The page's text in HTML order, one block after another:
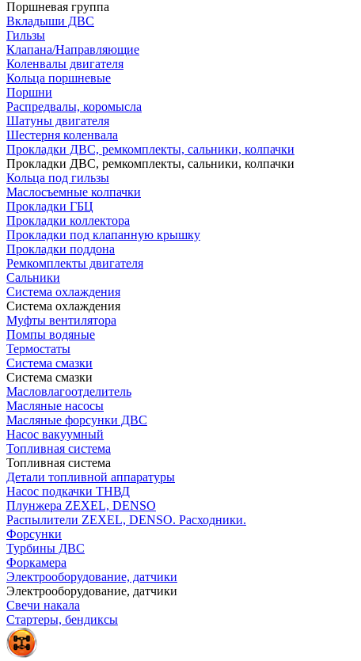
Поршневая группа
Вкладыши ДВС
Гильзы
Клапана/Направляющие
Коленвалы двигателя
Кольца поршневые
Поршни
Распредвалы, коромысла
Шатуны двигателя
Шестерня коленвала
Прокладки ДВС, ремкомплекты, сальники, колпачки
Прокладки ДВС, ремкомплекты, сальники, колпачки
Кольца под гильзы
Маслосъемные колпачки
Прокладки ГБЦ
Прокладки коллектора
Прокладки под клапанную крышку
Прокладки поддона
Ремкомплекты двигателя
Сальники
Система охлаждения
Система охлаждения
Муфты вентилятора
Помпы водяные
Термостаты
Система смазки
Система смазки
Масловлагоотделитель
Масляные насосы
Масляные форсунки ДВС
Насос вакуумный
Топливная система
Топливная система
Детали топливной аппаратуры
Насос подкачки ТНВД
Плунжера ZEXEL, DENSO
Распылители ZEXEL, DENSO. Расходники.
Форсунки
Турбины ДВС
Форкамера
Электрооборудование, датчики
Электрооборудование, датчики
Свечи накала
Стартеры, бендиксы